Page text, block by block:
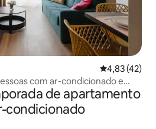
4,83 de uma
4,83 (42)
com ar-condicionado e
de apartamento
condicionado